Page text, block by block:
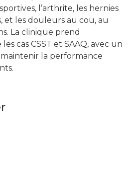
l’arthrite, les hernies
et les douleurs au cou, au
La clinique prend
cas CSST et SAAQ, avec un
la performance